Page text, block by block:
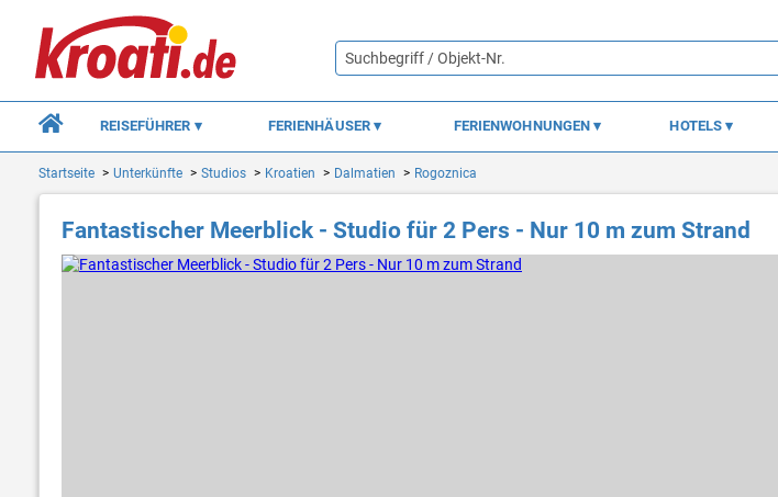
REISEFÜHRER FERIENHÄUSER FERIENWOHNUNGEN HOTELS
Startseite Unterkünfte Studios Kroatien Dalmatien Rogoznica
Fantastischer Meerblick - Studio für 2 Pers - Nur 10 m zum Strand